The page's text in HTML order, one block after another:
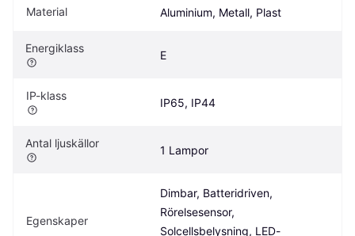
Material Aluminium, Metall, Plast
Energiklass
E
IP-klass
IP65, IP44
Antal ljuskällor
1 Lampor
Egenskaper
Dimbar, Batteridriven,
Rörelsesensor,
Solcellsbelysning, LED-